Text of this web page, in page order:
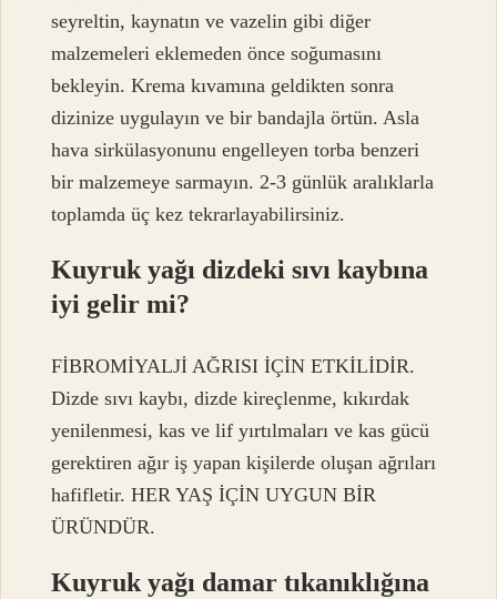
seyreltin, kaynatın ve vazelin gibi diğer
malzemeleri eklemeden önce soğumasını
bekleyin. Krema kıvamına geldikten sonra
dizinize uygulayın ve bir bandajla örtün. Asla
hava sirkülasyonunu engelleyen torba benzeri
bir malzemeye sarmayın. 2-3 günlük aralıklarla
toplamda üç kez tekrarlayabilirsiniz.
Kuyruk yağı dizdeki sıvı kaybına
iyi gelir mi?
FİBROMİYALJİ AĞRISI İÇİN ETKİLİDİR.
Dizde sıvı kaybı, dizde kireçlenme, kıkırdak
yenilenmesi, kas ve lif yırtılmaları ve kas gücü
gerektiren ağır iş yapan kişilerde oluşan ağrıları
hafifletir. HER YAŞ İÇİN UYGUN BİR
ÜRÜNDÜR.
Kuyruk yağı damar tıkanıklığına